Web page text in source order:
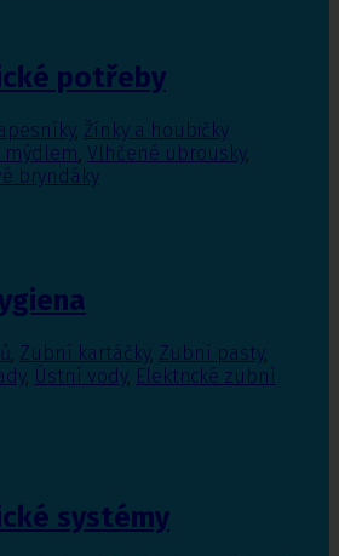
potřeby
, Žínky a houbičky
mýdlem, Vlhčené ubrousky,
bryndáky
, Zubní kartáčky, Zubní pasty,
, Ústní vody, Elektrické zubní
systémy